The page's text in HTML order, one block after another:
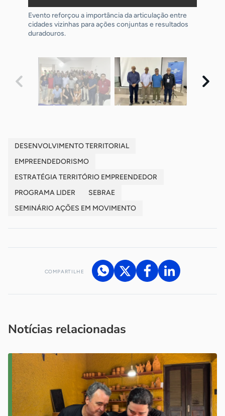
Evento reforçou a importância da articulação entre
cidades vizinhas para ações conjuntas e resultados
duradouros.
Prefeito e líderes veteranos conduziram painel com
retrospectiva das ações do programa e destacaram
as metas alcançadas no território.
Prefeitos formalizam adesão ao projeto de sinalização
turística, que será implantado com apoio do Sebrae e
beneficiará toda a região.
DESENVOLVIMENTO TERRITORIAL
EMPREENDEDORISMO
ESTRATÉGIA TERRITÓRIO EMPREENDEDOR
PROGRAMA LIDER
SEBRAE
SEMINÁRIO AÇÕES EM MOVIMENTO
COMPARTILHE
Notícias relacionadas